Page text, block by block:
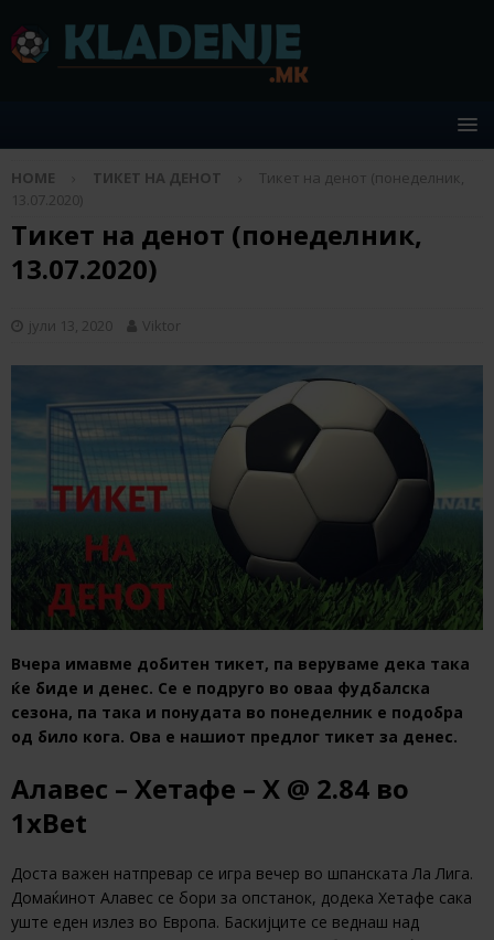
HOME ТИКЕТ НА ДЕНОТ
Тикет на денот (понеделник,
13.07.2020)
Тикет на денот (понеделник,
13.07.2020)
јули 13, 2020 Viktor
Вчера имавме добитен тикет, па веруваме дека така
ќе биде и денес. Се е подруго во оваа фудбалска
сезона, па така и понудата во понеделник е подобра
од било кога. Ова е нашиот предлог тикет за денес.
Алавес – Хетафе – Х @ 2.84 во
1xBet
Доста важен натпревар се игра вечер во шпанската Ла Лига.
Домаќинот Алавес се бори за опстанок, додека Хетафе сака
уште еден излез во Европа. Баскијците се веднаш над